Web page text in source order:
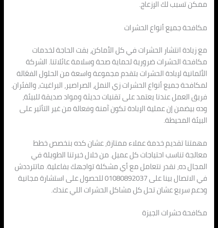
ممكن تسبب لك الإزعاج.
مكافحة جميع أنواع الحشرات
مع زيادة انتشار الحشرات في كل الأماكن، بقت الحاجة لخدمات
مكافحة الحشرات ضرورية لحماية صحة وسلامة عائلاتنا. الشركة
الألمانية لإبادة الحشرات بتقدم مجموعة واسعة من الحلول الفعّالة
لمكافحة جميع أنواع الحشرات زي النمل، الصراصير، البراغيث، والفئران.
فريق العمل عندنا يعتمد على تقنيات حديثة ومواد صديقة للبيئة،
وده بيضمن إن عملية الإبادة تكون آمنة وفعالة من غير التأثير على
البيئة المحيطة.
مهمتنا تقديم خدمة عملاء ممتازة، عشان كده بنخصص خطط
معالجة تناسب احتياجات كل عميل. من خلال خبرتنا الطويلة في
المجال ده، نقدر نتعامل مع أي مشكلة تواجهك بفاعلية. ماتترددش
في الاتصال بينا على 01080892037 للحصول على استشارة مجانية
ودعم سريع عشان تحل كل مشاكل الحشرات اللي عندك.
مكافحة حشرات الجيزة